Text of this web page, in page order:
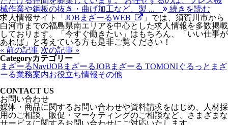
械作業や鋼板の抜き・曲げ加工など、製 ...
続きを読む
求人情報サイト「 JOBまざーるWEB
」では、須賀川市から
白河市までの福島県南エリアを中心とした求人情報を多数掲載
しております。「今すぐ働きたい」はもちろん、「いい仕事が
あれば」と考えている方も是非ご覧ください！
« 前の記事 次の記事 »
Categoryカテゴリー
まざーるNaviJOBまざーるJOBまざーる TOMONIぐるっとまざ
ーる業務案内お役立ち情報その他
CONTACT US
お問い合わせ
媒体・商品に関するお問い合わせや資料請求をはじめ、人材採
用のご相談、販促・マーケティングのご相談など、さまざまな
サービスに関するお問い合わせにご対応いたします。